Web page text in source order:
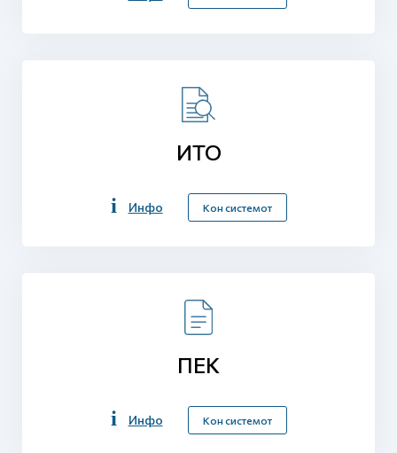
ИТО
Инфо Кон системот
ПЕК
Инфо Кон системот